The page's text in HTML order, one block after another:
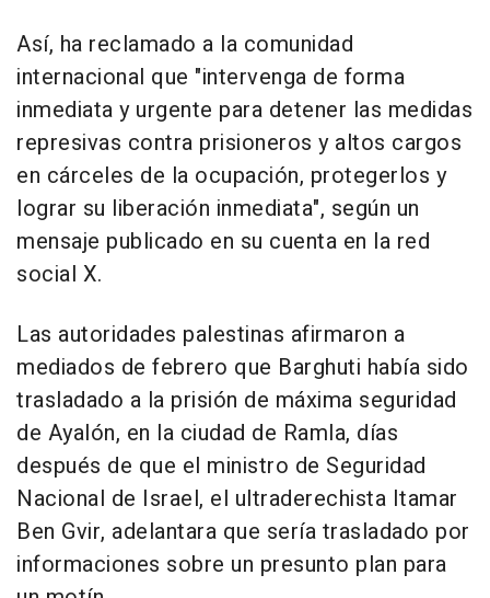
Así, ha reclamado a la comunidad
internacional que "intervenga de forma
inmediata y urgente para detener las medidas
represivas contra prisioneros y altos cargos
en cárceles de la ocupación, protegerlos y
lograr su liberación inmediata", según un
mensaje publicado en su cuenta en la red
social X.
Las autoridades palestinas afirmaron a
mediados de febrero que Barghuti había sido
trasladado a la prisión de máxima seguridad
de Ayalón, en la ciudad de Ramla, días
después de que el ministro de Seguridad
Nacional de Israel, el ultraderechista Itamar
Ben Gvir, adelantara que sería trasladado por
informaciones sobre un presunto plan para